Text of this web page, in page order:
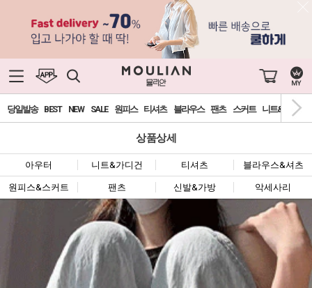
당일발송 BEST NEW SALE 원피스 티셔츠 블라우스 팬츠 스커트 니트&가디건
상품상세
아우터 니트&가디건 티셔츠 블라우스&셔츠
원피스&스커트 팬츠 신발&가방 악세사리